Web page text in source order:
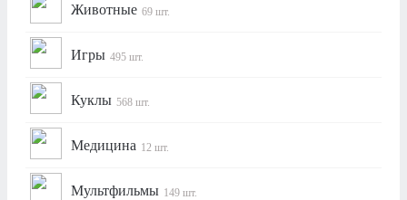
Животные 69 шт.
Игры 495 шт.
Куклы 568 шт.
Медицина 12 шт.
Мультфильмы 149 шт.